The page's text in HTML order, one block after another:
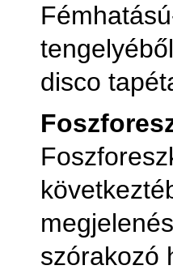
disco
szórakozó